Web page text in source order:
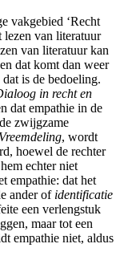
vakgebied ‘Recht
lezen van literatuur
van literatuur kan
dat komt dan weer
is de bedoeling.
in recht en
dat empathie in de
zwijgzame
, wordt
hoewel de rechter
echter niet
empathie: dat het
ander of identificatie
een verlengstuk
maar tot een
empathie niet, aldus